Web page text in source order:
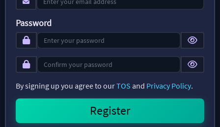
Password
By signing up you agree to ourTOS and Privacy Policy.